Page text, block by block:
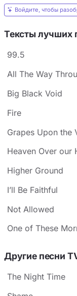
Войдите, чтобы
Тексты лучших
99.5
All The Way
Big Black Void
Fire
Grapes Upon the
Heaven Over our
Higher Ground
I’ll Be Faithful
Not Allowed
One of These
Другие песни
The Night Time